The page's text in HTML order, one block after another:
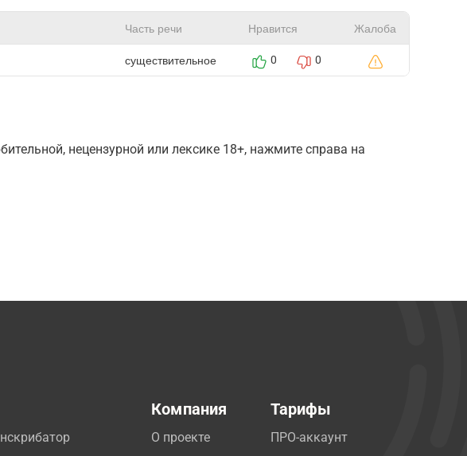
Часть речи Нравится Жалоба
существительное 0 0
нецензурной или лексике 18+, нажмите справа на
Компания
О проекте
Тарифы
ПРО-аккаунт